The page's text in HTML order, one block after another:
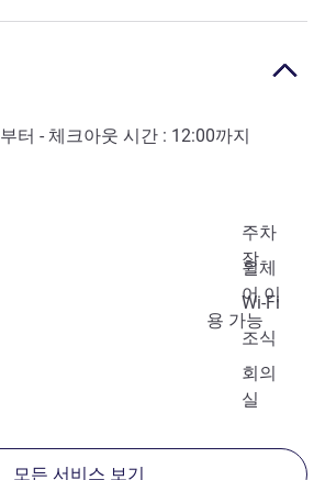
부터 - 체크아웃 시간 : 12:00까지
주차
장
휠체
어 이
용 가능
Wi-Fi
조식
회의
실
모든 서비스 보기